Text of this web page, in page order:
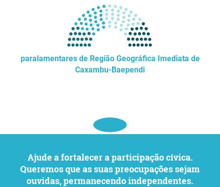
paralamentares de Região Geográfica Imediata de
Caxambu-Baependi
Ajude a fortalecer a participação cívica.
Queremos que as suas preocupações sejam
ouvidas, permanecendo independentes.